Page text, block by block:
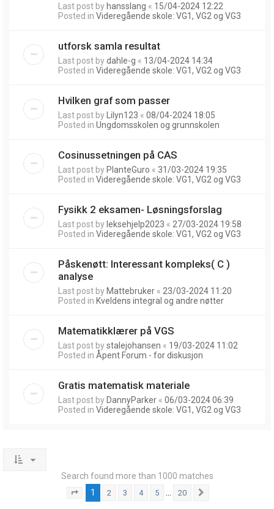
Last post by hansslang « 15/04-2024 12:22
Posted in Videregående skole: VG1, VG2 og VG3
utforsk samla resultat
Last post bydahle-g « 13/04-2024 14:34
Posted in Videregående skole: VG1, VG2 og VG3
Hvilken graf som passer
Last post by Lilyn123 « 08/04-2024 18:05
Posted in Ungdomsskolen og grunnskolen
Cosinussetningen på CAS
Last post by PlanteGuro « 31/03-2024 19:35
Posted in Videregående skole: VG1, VG2 og VG3
Fysikk 2 eksamen- Løsningsforslag
Last post by leksehjelp2023 « 27/03-2024 19:58
Posted in Videregående skole: VG1, VG2 og VG3
Påskenøtt: Interessant kompleks( C )
analyse
Last post by Mattebruker « 23/03-2024 11:20
Posted in Kveldens integral og andre nøtter
Matematikklærer på VGS
Last post bystalejohansen « 19/03-2024 11:02
Posted in Åpent Forum - for diskusjon
Gratis matematisk materiale
Last post by DannyParker « 06/03-2024 06:39
Posted in Videregående skole: VG1, VG2 og VG3
Search found more than 1000 matches
Page of 20
1 2 3 4 5 20